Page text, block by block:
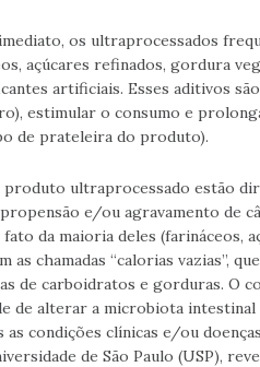
os ultraprocessados
açúcares refinados, gordura
artificiais. Esses aditivos
estimular o consumo e
de prateleira do produto).
ultraprocessado estão
e/ou agravamento de
da maioria deles (farináceos,
chamadas “calorias vazias”,
de carboidratos e gorduras. O
de alterar a microbiota
condições clínicas e/ou
de São Paulo (USP),